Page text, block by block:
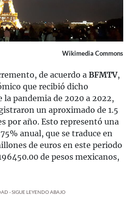
Wikimedia Commons
de acuerdo a BFMTV,
que recibió dicho
pandemia de 2020 a 2022,
un aproximado de 1.5
por año. Esto representó una
anual, que se traduce en
de euros en este periodo
de pesos mexicanos,
- SIGUE LEYENDO ABAJO